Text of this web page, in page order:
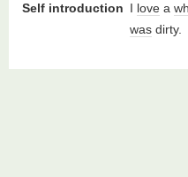
Self introduction I love a
was dirty.